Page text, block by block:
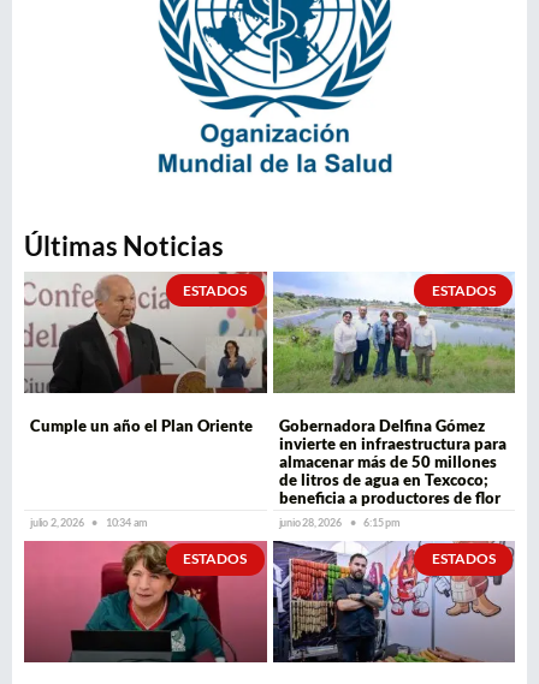
Últimas Noticias
ESTADOS
Cumple un año el Plan Oriente
julio 2, 2026 10:34 am
ESTADOS
Gobernadora Delfina Gómez
invierte en infraestructura para
almacenar más de 50 millones
de litros de agua en Texcoco;
beneficia a productores de flor
junio 28, 2026 6:15 pm
ESTADOS ESTADOS